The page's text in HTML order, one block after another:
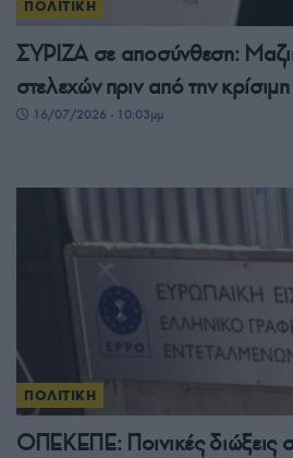
ΠΟΛΙΤΙΚΗ
ΣΥΡΙΖΑ σε αποσύνθεση:
στελεχών πριν από την
16/07/2026 - 10:03μμ
ΠΟΛΙΤΙΚΗ
ΟΠΕΚΕΠΕ: Ποινικές